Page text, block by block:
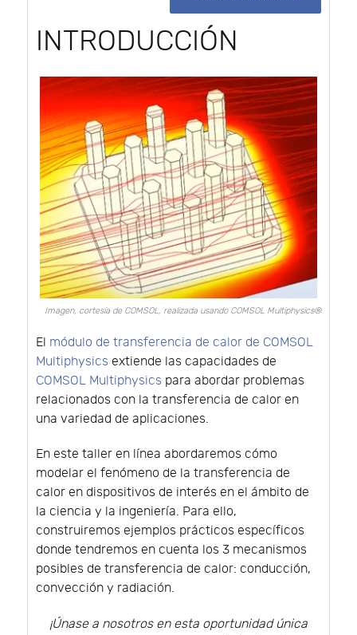
INTRODUCCIÓN
Imagen, cortesía de COMSOL, realizada usando COMSOL Multiphysics®
El módulo de transferencia de calor de COMSOL
Multiphysics extiende las capacidades de
COMSOL Multiphysics para abordar problemas
relacionados con la transferencia de calor en
una variedad de aplicaciones.
En este taller en línea abordaremos cómo
modelar el fenómeno de la transferencia de
calor en dispositivos de interés en el ámbito de
la ciencia y la ingeniería. Para ello,
construiremos ejemplos prácticos específicos
donde tendremos en cuenta los 3 mecanismos
posibles de transferencia de calor: conducción,
convección y radiación.
¡Únase a nosotros en esta oportunidad única